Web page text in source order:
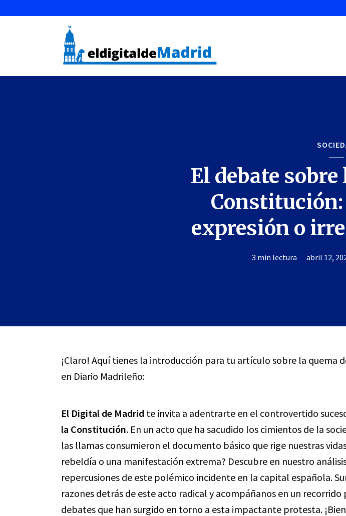
El debate
expresión o
3 min lectura abril 12,
¡Claro! Aquí tienes la introducción para tu artículo sobre la quema
en Diario Madrileño:
El Digital de Madrid te invita a adentrarte en el controvertido
la Constitución. En un acto que ha sacudido los cimientos de la
las llamas consumieron el documento básico que rige nuestras
rebeldía o una manifestación extrema? Descubre en nuestro
repercusiones de este polémico incidente en la capital española.
razones detrás de este acto radical y acompáñanos en un recorrido
debates que han surgido en torno a esta impactante protesta.